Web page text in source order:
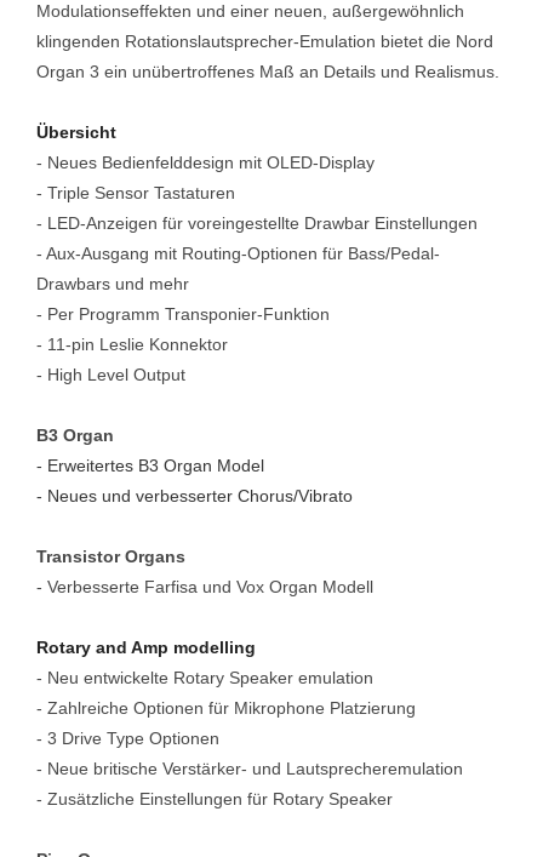
Modulationseffekten und einer neuen, außergewöhnlich
klingenden Rotationslautsprecher-Emulation bietet die Nord
Organ 3 ein unübertroffenes Maß an Details und Realismus.
Übersicht
- Neues Bedienfelddesign mit OLED-Display
- Triple Sensor Tastaturen
- LED-Anzeigen für voreingestellte Drawbar Einstellungen
- Aux-Ausgang mit Routing-Optionen für Bass/Pedal-
Drawbars und mehr
- Per Programm Transponier-Funktion
- 11-pin Leslie Konnektor
- High Level Output
B3 Organ
- Erweitertes B3 Organ Model
- Neues und verbesserter Chorus/Vibrato
Transistor Organs
- Verbesserte Farfisa und Vox Organ Modell
Rotary and Amp modelling
- Neu entwickelte Rotary Speaker emulation
- Zahlreiche Optionen für Mikrophone Platzierung
- 3 Drive Type Optionen
- Neue britische Verstärker- und Lautsprecheremulation
- Zusätzliche Einstellungen für Rotary Speaker